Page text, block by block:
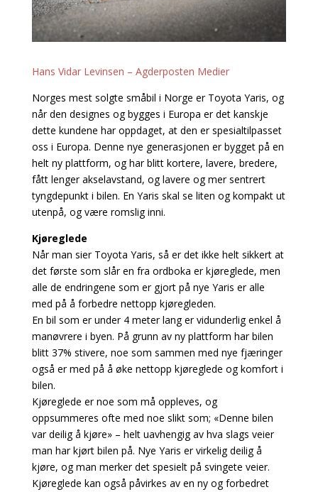
Hans Vidar Levinsen – Agderposten Medier
Norges mest solgte småbil i Norge er Toyota Yaris, og
når den designes og bygges i Europa er det kanskje
dette kundene har oppdaget, at den er spesialtilpasset
oss i Europa. Denne nye generasjonen er bygget på en
helt ny plattform, og har blitt kortere, lavere, bredere,
fått lenger akselavstand, og lavere og mer sentrert
tyngdepunkt i bilen. En Yaris skal se liten og kompakt ut
utenpå, og være romslig inni.
Kjøreglede
Når man sier Toyota Yaris, så er det ikke helt sikkert at
det første som slår en fra ordboka er kjøreglede, men
alle de endringene som er gjort på nye Yaris er alle
med på å forbedre nettopp kjøregleden.
En bil som er under 4 meter lang er vidunderlig enkel å
manøvrere i byen. På grunn av ny plattform har bilen
blitt 37% stivere, noe som sammen med nye fjæringer
også er med på å øke nettopp kjøreglede og komfort i
bilen.
Kjøreglede er noe som må oppleves, og
oppsummeres ofte med noe slikt som; «Denne bilen
var deilig å kjøre» – helt uavhengig av hva slags veier
man har kjørt bilen på. Nye Yaris er virkelig deilig å
kjøre, og man merker det spesielt på svingete veier.
Kjøreglede kan også påvirkes av en ny og forbedret